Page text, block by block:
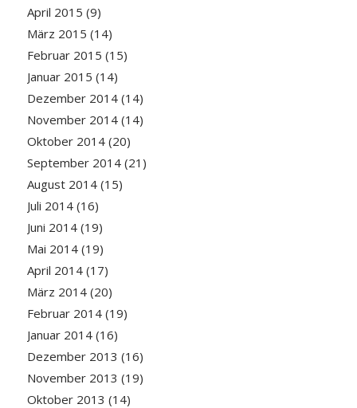
April 2015 (9)
März 2015 (14)
Februar 2015 (15)
Januar 2015 (14)
Dezember 2014(14)
November 2014(14)
Oktober 2014(20)
September 2014(21)
August 2014(15)
Juli 2014(16)
Juni 2014(19)
Mai 2014(19)
April 2014(17)
März 2014(20)
Februar 2014(19)
Januar 2014(16)
Dezember 2013 (16)
November 2013 (19)
Oktober 2013 (14)